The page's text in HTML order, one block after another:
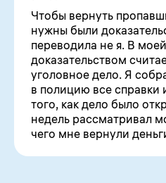
Чтобы вернуть
нужны были
переводила не я. В
доказательством
уголовное дело. Я
в полицию все справки
того, как дело было
недель рассматривал
чего мне вернули